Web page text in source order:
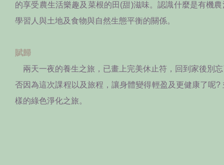
的享受農生活樂趣及菜根的田(甜)滋味。認識什麼是有機
學習人與土地及食物與自然生態平衡的關係。
賦歸
兩天一夜的養生之旅，已畫上完美休止符，回到家後別
否因為這次課程以及旅程，讓身體變得輕盈及更健康了呢?
樣的綠色淨化之旅。